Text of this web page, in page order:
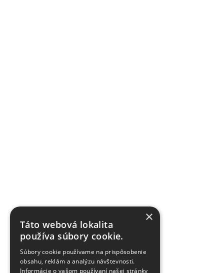
×
Táto webová lokalita
používa súbory cookie.
Súbory cookie používame na prispôsobenie
obsahu, reklám a analýzu návštevnosti.
Informácie o vašom používaní našej stránky